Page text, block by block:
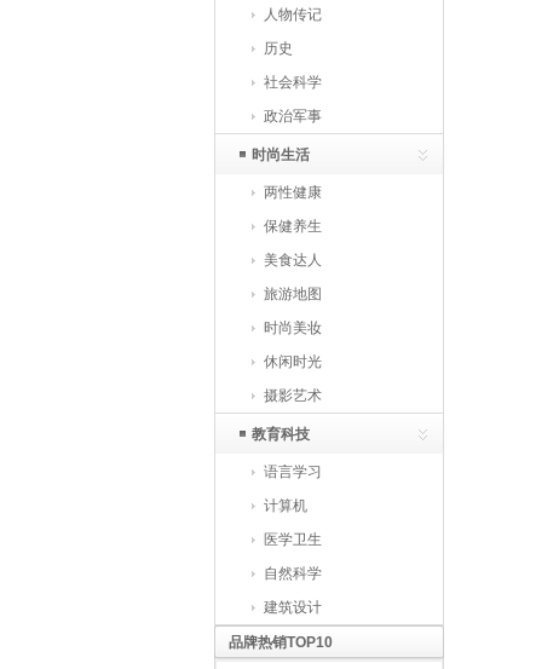
人物传记
历史
社会科学
政治军事
时尚生活
两性健康
保健养生
美食达人
旅游地图
时尚美妆
休闲时光
摄影艺术
教育科技
语言学习
计算机
医学卫生
自然科学
建筑设计
品牌热销TOP10